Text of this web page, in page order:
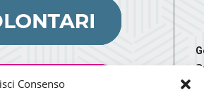
Consenso